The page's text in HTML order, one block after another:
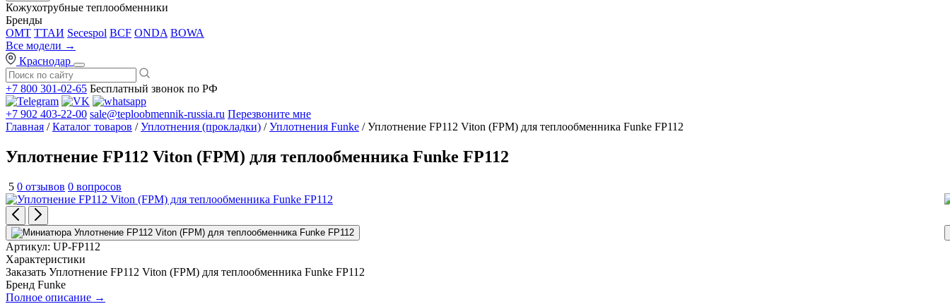
Кожухотрубные теплообменники
Бренды
OMT ТТАИ Secespol BCF ONDA BOWA
Все модели →
Краснодар
+7 800 301-02-65 Бесплатный звонок по РФ
+7 902 403-22-00 sale@teploobmennik-russia.ru Перезвоните мне
Главная /Каталог товаров /Уплотнения (прокладки) /Уплотнения Funke / Уплотнение FP112 Viton (FPM) для теплообменника Funke FP112
Уплотнение FP112 Viton (FPM) для теплообменника Funke FP112
5 0 отзывов 0 вопросов
Артикул: UP-FP112
Характеристики
Заказать Уплотнение FP112 Viton (FPM) для теплообменника Funke FP112
Бренд Funke
Полное описание →